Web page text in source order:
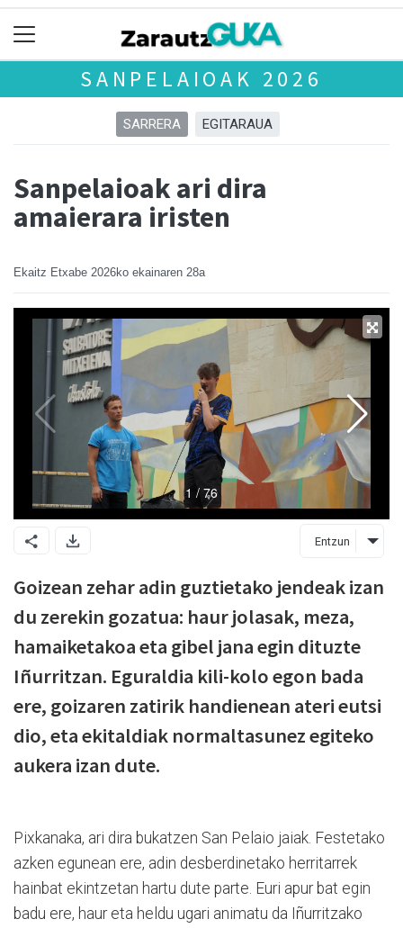
SANPELAIOAK 2026
SARRERA EGITARAUA
Sanpelaioak ari dira
amaierara iristen
Ekaitz Etxabe 2026ko ekainaren 28a
Entzun
Goizean zehar adin guztietako jendeak izan
du zerekin gozatua: haur jolasak, meza,
hamaiketakoa eta gibel jana egin dituzte
Iñurritzan. Eguraldia kili-kolo egon bada
ere, goizaren zatirik handienean ateri eutsi
dio, eta ekitaldiak normaltasunez egiteko
aukera izan dute.
Pixkanaka, ari dira bukatzen San Pelaio jaiak. Festetako
azken egunean ere, adin desberdinetako herritarrek
hainbat ekintzetan hartu dute parte. Euri apur bat egin
badu ere, haur eta heldu ugari animatu da Iñurritzako